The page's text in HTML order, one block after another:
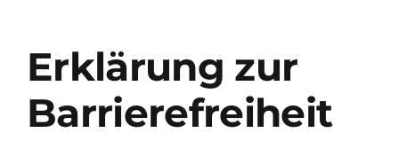
Erklärung zur
Barrierefreiheit